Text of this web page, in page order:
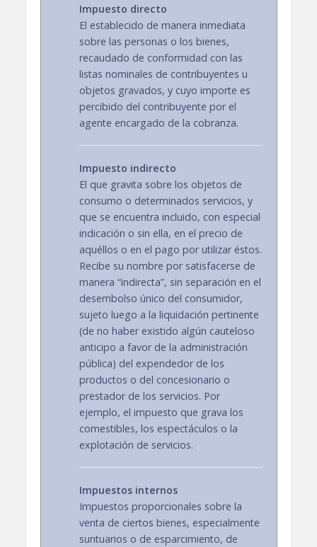
Impuesto directo
El establecido de manera inmediata
sobre las personas o los bienes,
recaudado de conformidad con las
listas nominales de contribuyentes u
objetos gravados, y cuyo importe es
percibido del contribuyente por el
agente encargado de la cobranza.
Impuesto indirecto
El que gravita sobre los objetos de
consumo o determinados servicios, y
que se encuentra incluido, con especial
indicación o sin ella, en el precio de
aquéllos o en el pago por utilizar éstos.
Recibe su nombre por satisfacerse de
manera “indirecta”, sin separación en el
desembolso único del consumidor,
sujeto luego a la liquidación pertinente
(de no haber existido algún cauteloso
anticipo a favor de la administración
pública) del expendedor de los
productos o del concesionario o
prestador de los servicios. Por
ejemplo, el impuesto que grava los
comestibles, los espectáculos o la
explotación de servicios.
Impuestos internos
Impuestos proporcionales sobre la
venta de ciertos bienes, especialmente
suntuarios o de esparcimiento, de